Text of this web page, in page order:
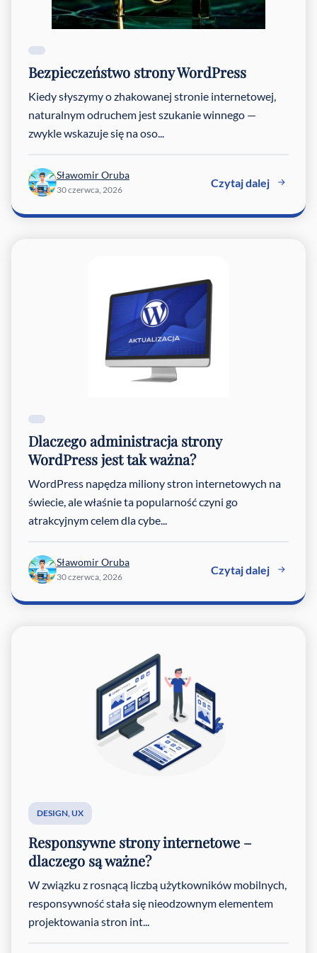
Bezpieczeństwo strony WordPress
Kiedy słyszymy o zhakowanej stronie internetowej,
naturalnym odruchem jest szukanie winnego —
zwykle wskazuje się na oso...
Sławomir Oruba
30 czerwca, 2026
Czytaj dalej
Dlaczego administracja strony
WordPress jest tak ważna?
WordPress napędza miliony stron internetowych na
świecie, ale właśnie ta popularność czyni go
atrakcyjnym celem dla cybe...
Sławomir Oruba
30 czerwca, 2026
Czytaj dalej
DESIGN,UX
Responsywne strony internetowe –
dlaczego są ważne?
W związku z rosnącą liczbą użytkowników mobilnych,
responsywność stała się nieodzownym elementem
projektowania stron int...